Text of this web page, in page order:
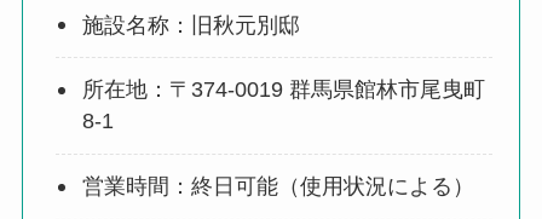
施設名称：旧秋元別邸
所在地：〒374-0019 群馬県館林市尾曳町
8-1
営業時間：終日可能（使用状況による）